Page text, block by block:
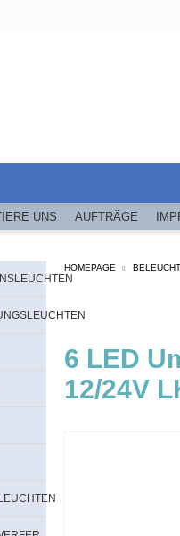
UNS AUFTRÄGE
HOMEPAGE
6 LED
12/24V